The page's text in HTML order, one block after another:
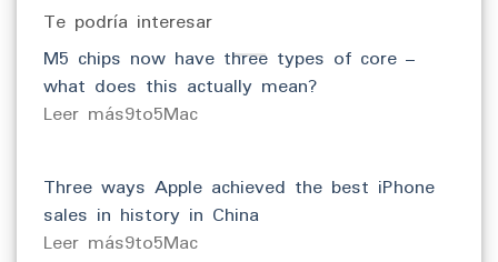
Te podría interesar
M5 chips now have three types of core –
what does this actually mean?
​Leer más9to5Mac
Three ways Apple achieved the best iPhone
sales in history in China
​Leer más9to5Mac